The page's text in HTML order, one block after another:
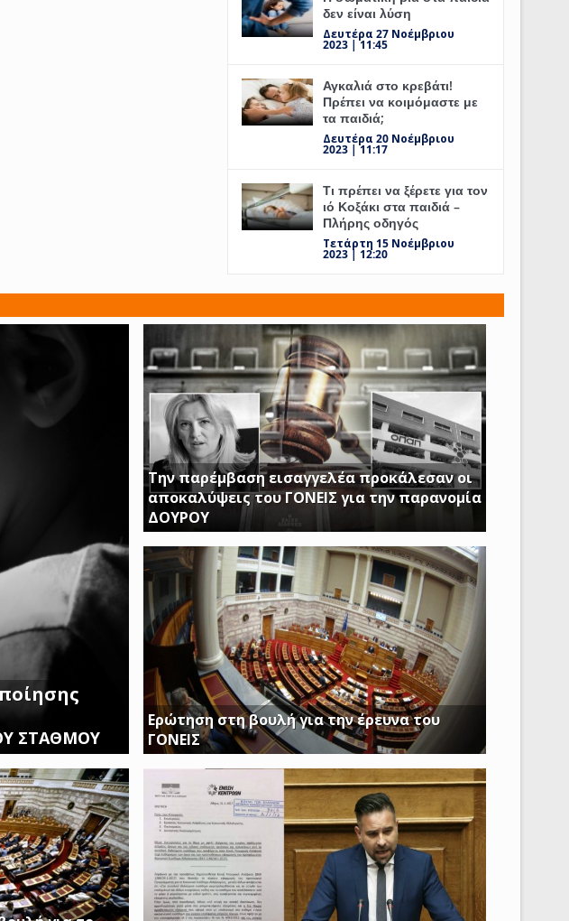
δεν είναι λύση
Δευτέρα 27 Νοέμβριου
2023 | 11:45
Αγκαλιά στο κρεβάτι!
Πρέπει να κοιμόμαστε με
τα παιδιά;
Δευτέρα 20 Νοέμβριου
2023 | 11:17
Τι πρέπει να ξέρετε για τον
ιό Κοξάκι στα παιδιά –
Πλήρης οδηγός
Τετάρτη 15 Νοέμβριου
2023 | 12:20
ΣΤΑΘΜΟΥ
Την παρέμβαση εισαγγελέα προκάλεσαν οι
αποκαλύψεις του ΓΟΝΕΙΣ για την παρανομία
ΔΟΥΡΟΥ
ΤΗΝ ΩΡΑ ΠΟΥ ΚΤΙΡΙΑ ΤΟΥ ΔΗΜΟΣΙΟΥ ΠΑΡΑΜΕΝΟΥΝ
ΚΛΕΙΣΤΑ Η ΔΟΥΡΟΥ ΔΙΝΕΙ 20 ΕΚΚΑΤΟΜΥΡΙΑ ΓΙΑ ΑΓΟΡΑ
Ερώτηση στη βουλή για την έρευνα του
ΓΟΝΕΙΣ
Διασφαλίστε το δημόσιο συμφέρον με πλήρη